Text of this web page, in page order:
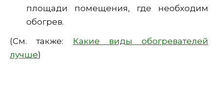
площади помещения, где необходим
обогрев.
(См. также: Какие виды обогревателей
лучше)